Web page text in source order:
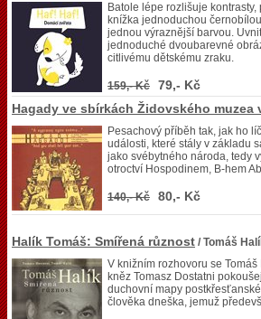
Batole lépe rozlišuje
knížka jednoduchou
jednou výraznější barvou.
jednoduché dvoubarevné
citlivému dětskému zraku.
159,- Kč
79,- Kč
Hagady ve sbírkách Židovského muzea
Pesachový příběh tak, jak ho
události, které stály v základu
jako svébytného národa, tedy
otroctví Hospodinem, B-hem
140,- Kč 80,- Kč
Halík Tomáš: Smířená různost / Tomáš
V knižním rozhovoru se
kněz Tomasz Dostatni
duchovní mapy
člověka dneška, jemuž